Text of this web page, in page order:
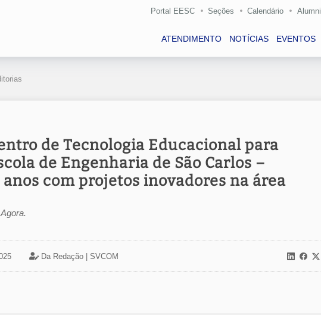
Portal EESC Seções Calendário Alumni
ATENDIMENTO NOTÍCIAS EVENTOS
de Tecnologia Educacional para
de Engenharia de São Carlos –
com projetos inovadores na área
Da Redação | SVCOM